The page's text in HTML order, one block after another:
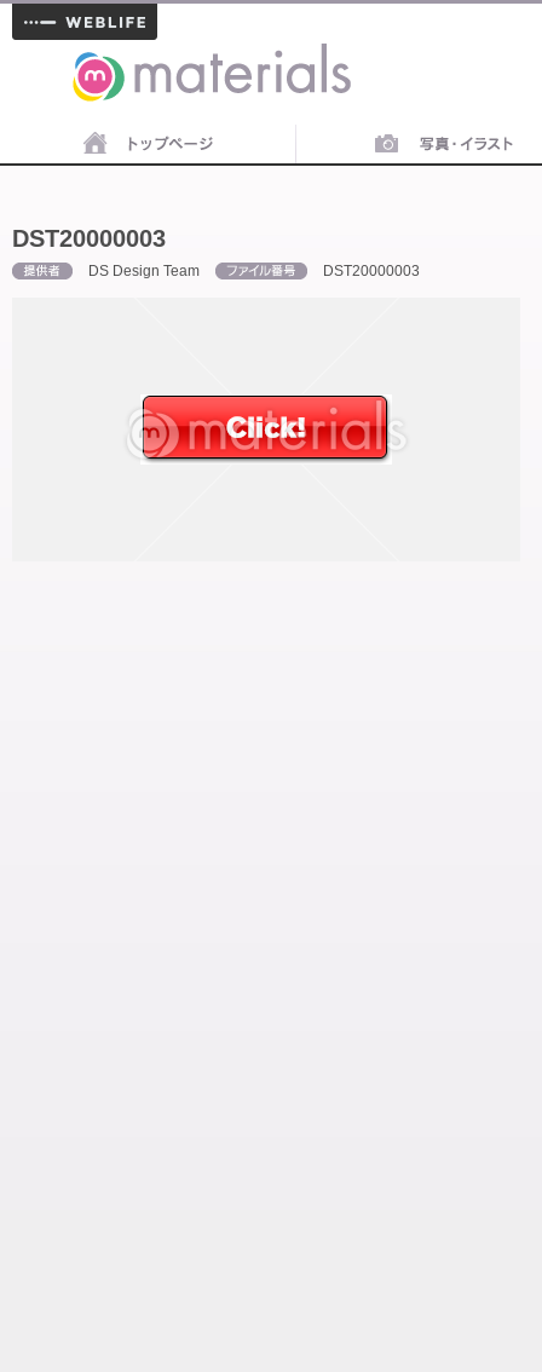
materials
DST20000003
DS Design Team DST20000003